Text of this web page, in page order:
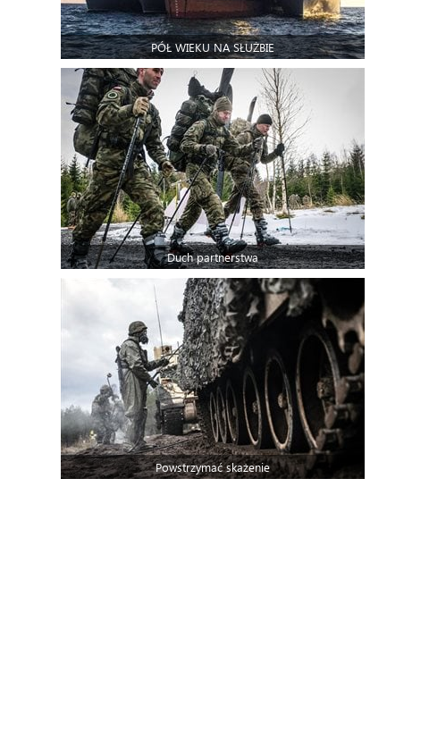
PÓŁ WIEKU NA SŁUŻBIE
Duch partnerstwa
Powstrzymać skażenie